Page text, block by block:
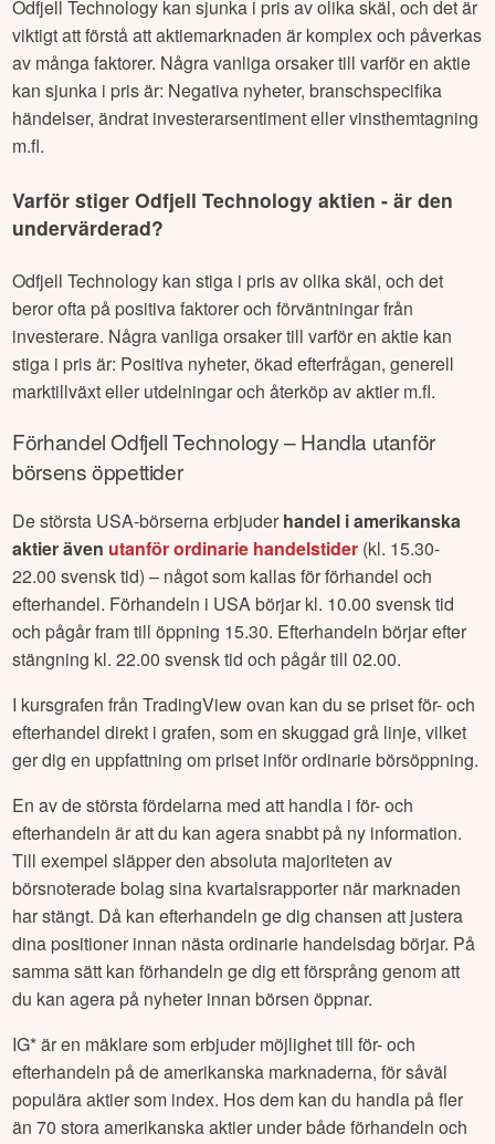
Odfjell Technology kan sjunka i pris av olika skäl, och det är
viktigt att förstå att aktiemarknaden är komplex och påverkas
av många faktorer. Några vanliga orsaker till varför en aktie
kan sjunka i pris är: Negativa nyheter, branschspecifika
händelser, ändrat investerarsentiment eller vinsthemtagning
m.fl.
Varför stigerOdfjell Technology aktien - är den
undervärderad?
Odfjell Technology kan stiga i pris av olika skäl, och det
beror ofta på positiva faktorer och förväntningar från
investerare. Några vanliga orsaker till varför en aktie kan
stiga i pris är: Positiva nyheter, ökad efterfrågan, generell
marktillväxt eller utdelningar och återköp av aktier m.fl.
FörhandelOdfjell Technology– Handla utanför
börsens öppettider
De största USA-börserna erbjuder handel i amerikanska
aktier även utanför ordinarie handelstider (kl. 15.30-
22.00 svensk tid) – något som kallas för förhandel och
efterhandel. Förhandeln i USA börjar kl. 10.00 svensk tid
och pågår fram till öppning 15.30. Efterhandeln börjar efter
stängning kl. 22.00 svensk tid och pågår till 02.00.
I kursgrafen från TradingView ovan kan du se priset för- och
efterhandel direkt i grafen, som en skuggad grå linje, vilket
ger dig en uppfattning om priset inför ordinarie börsöppning.
En av de största fördelarna med att handla i för- och
efterhandeln är att du kan agera snabbt på ny information.
Till exempel släpper den absoluta majoriteten av
börsnoterade bolag sina kvartalsrapporter när marknaden
har stängt. Då kan efterhandeln ge dig chansen att justera
dina positioner innan nästa ordinarie handelsdag börjar. På
samma sätt kan förhandeln ge dig ett försprång genom att
du kan agera på nyheter innan börsen öppnar.
IG* är en mäklare som erbjuder möjlighet till för- och
efterhandeln på de amerikanska marknaderna, för såväl
populära aktier som index. Hos dem kan du handla på fler
än 70 stora amerikanska aktier under både förhandeln och